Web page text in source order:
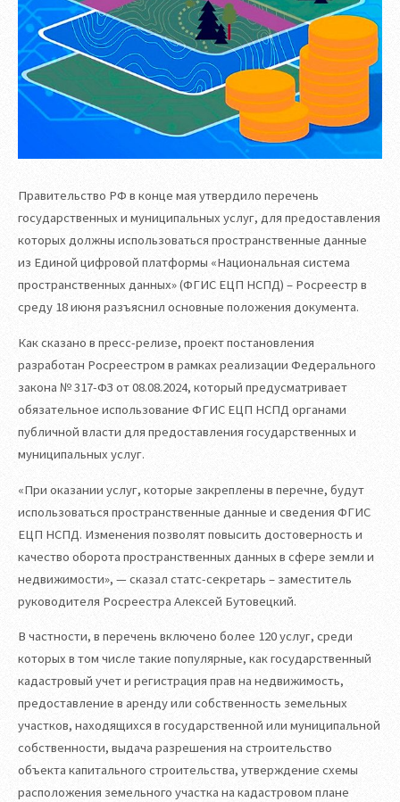
Правительство РФ в конце мая утвердило перечень
государственных и муниципальных услуг, для предоставления
которых должны использоваться пространственные данные
из Единой цифровой платформы «Национальная система
пространственных данных» (ФГИС ЕЦП НСПД) – Росреестр в
среду 18 июня разъяснил основные положения документа.
Как сказано в пресс-релизе, проект постановления
разработан Росреестром в рамках реализации Федерального
закона № 317-ФЗ от 08.08.2024, который предусматривает
обязательное использование ФГИС ЕЦП НСПД органами
публичной власти для предоставления государственных и
муниципальных услуг.
«При оказании услуг, которые закреплены в перечне, будут
использоваться пространственные данные и сведения ФГИС
ЕЦП НСПД. Изменения позволят повысить достоверность и
качество оборота пространственных данных в сфере земли и
недвижимости», — сказал статс-секретарь – заместитель
руководителя Росреестра Алексей Бутовецкий.
В частности, в перечень включено более 120 услуг, среди
которых в том числе такие популярные, как государственный
кадастровый учет и регистрация прав на недвижимость,
предоставление в аренду или собственность земельных
участков, находящихся в государственной или муниципальной
собственности, выдача разрешения на строительство
объекта капитального строительства, утверждение схемы
расположения земельного участка на кадастровом плане